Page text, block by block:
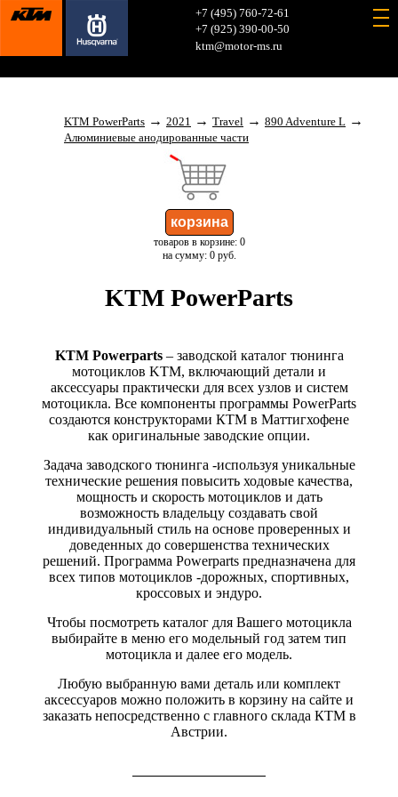
+7 (495) 760-72-61
+7 (925) 390-00-50
ktm@motor-ms.ru
KTM PowerParts → 2021 → Travel → 890 Adventure L →
Алюминиевые анодированные части
товаров в корзине: 0
на сумму: 0 руб.
KTM PowerParts
KTM Powerparts– заводской каталог тюнинга
мотоциклов KTM, включающий детали и
аксессуары практически для всех узлов и систем
мотоцикла. Все компоненты программы PowerParts
создаются конструкторами КТМ в Маттигхофене
как оригинальные заводские опции.
Задача заводского тюнинга -используя уникальные
технические решения повысить ходовые качества,
мощность и скорость мотоциклов и дать
возможность владельцу создавать свой
индивидуальный стиль на основе проверенных и
доведенных до совершенства технических
решений. Программа Powerparts предназначена для
всех типов мотоциклов -дорожных, спортивных,
кроссовых и эндуро.
Чтобы посмотреть каталог для Вашего мотоцикла
выбирайте в меню его модельный год затем тип
мотоцикла и далее его модель.
Любую выбранную вами деталь или комплект
аксессуаров можно положить в корзину на сайте и
заказать непосредственно с главного склада КТМ в
Австрии.